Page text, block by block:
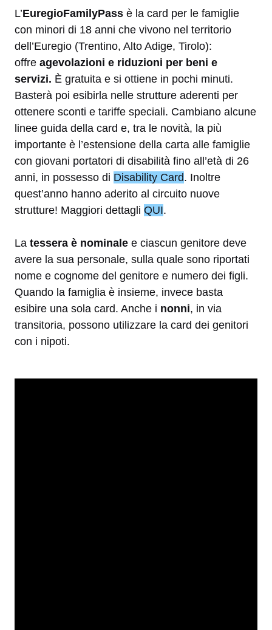
L’EuregioFamilyPass è la card per le famiglie
con minori di 18 anni che vivono nel territorio
dell’Euregio (Trentino, Alto Adige, Tirolo):
offre agevolazioni e riduzioni per beni e
servizi. È gratuita e si ottiene in pochi minuti.
Basterà poi esibirla nelle strutture aderenti per
ottenere sconti e tariffe speciali. Cambiano alcune
linee guida della card e, tra le novità, la più
importante è l’estensione della carta alle famiglie
con giovani portatori di disabilità fino all’età di 26
anni, in possesso di Disability Card. Inoltre
quest’anno hanno aderito al circuito nuove
strutture! Maggiori dettagli QUI.
La tessera è nominale e ciascun genitore deve
avere la sua personale, sulla quale sono riportati
nome e cognome del genitore e numero dei figli.
Quando la famiglia è insieme, invece basta
esibire una sola card. Anche i nonni, in via
transitoria, possono utilizzare la card dei genitori
con i nipoti.